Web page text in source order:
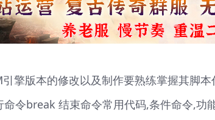
擎版本的修改以及制作要熟练掌握其脚
命令break 结束命令常用代码,条件命令,功